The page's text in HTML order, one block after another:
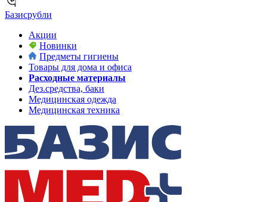
Базисрубли
Акции
Новинки
Предметы гигиены
Товары для дома и офиса
Расходные материалы
Дез.средства, баки
Медицинская одежда
Медицинская техника